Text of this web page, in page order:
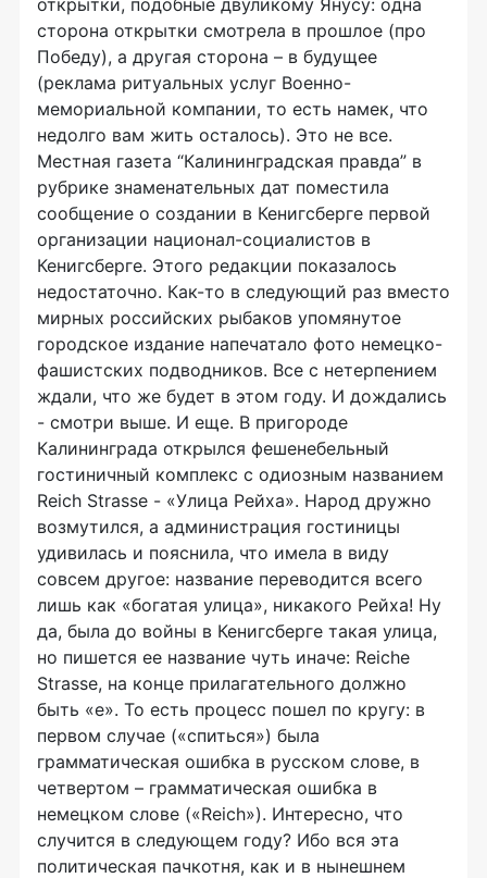
открытки, подобные двуликому Янусу: одна
сторона открытки смотрела в прошлое (про
Победу), а другая сторона – в будущее
(реклама ритуальных услуг Военно-
мемориальной компании, то есть намек, что
недолго вам жить осталось). Это не все.
Местная газета “Калининградская правда” в
рубрике знаменательных дат поместила
сообщение о создании в Кенигсберге первой
организации национал-социалистов в
Кенигсберге. Этого редакции показалось
недостаточно. Как-то в следующий раз вместо
мирных российских рыбаков упомянутое
городское издание напечатало фото немецко-
фашистских подводников. Все с нетерпением
ждали, что же будет в этом году. И дождались
- смотри выше. И еще. В пригороде
Калининграда открылся фешенебельный
гостиничный комплекс с одиозным названием
Reich Strasse - «Улица Рейха». Народ дружно
возмутился, а администрация гостиницы
удивилась и пояснила, что имела в виду
совсем другое: название переводится всего
лишь как «богатая улица», никакого Рейха! Ну
да, была до войны в Кенигсберге такая улица,
но пишется ее название чуть иначе: Reiche
Strassе, на конце прилагательного должно
быть «е». То есть процесс пошел по кругу: в
первом случае («спиться») была
грамматическая ошибка в русском слове, в
четвертом – грамматическая ошибка в
немецком слове («Reich»). Интересно, что
случится в следующем году? Ибо вся эта
политическая пачкотня, как и в нынешнем